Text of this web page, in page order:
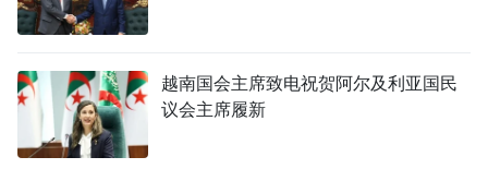
越南国会主席致电祝贺阿尔及利亚国民
议会主席履新